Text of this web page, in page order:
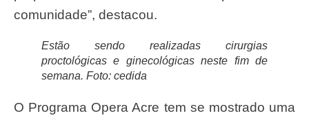
comunidade”, destacou.
Estão sendo realizadas cirurgias
proctológicas e ginecológicas neste fim de
semana. Foto: cedida
O Programa Opera Acre tem se mostrado uma